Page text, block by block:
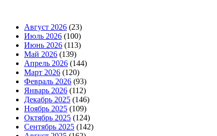
Август 2026 (23)
Июль 2026 (100)
Июнь 2026 (113)
Май 2026 (139)
Апрель 2026 (144)
Март 2026 (120)
Февраль 2026 (93)
Январь 2026 (112)
Декабрь 2025 (146)
Ноябрь 2025 (109)
Октябрь 2025 (124)
Сентябрь 2025 (142)